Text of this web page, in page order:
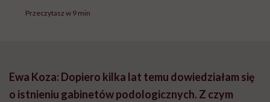
Przeczytasz w 9 min
Ewa Koza: Dopiero kilka lat temu dowiedziałam się
o istnieniu gabinetów podologicznych. Z czym